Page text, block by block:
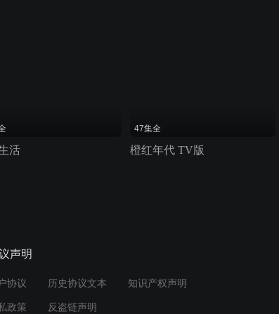
活
47集全
橙红年代 TV版
声明
协议 历史协议文本 知识产权声明
政策 反盗链声明